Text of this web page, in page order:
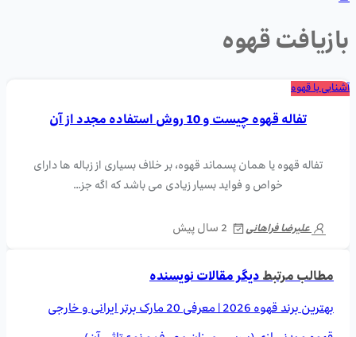
بازیافت قهوه
آشنایی با قهوه
تفاله قهوه چیست و 10 روش استفاده مجدد از آن
تفاله قهوه یا همان پسماند قهوه، بر خلاف بسیاری از زباله ها دارای
خواص و فواید بسیار زیادی می باشد که اگه جز…
علیرضا فراهانی 2 سال پیش
مطالب مرتبطدیگر مقالات نویسنده
بهترین برند قهوه 2026 | معرفی 20 مارک برتر ایرانی و خارجی